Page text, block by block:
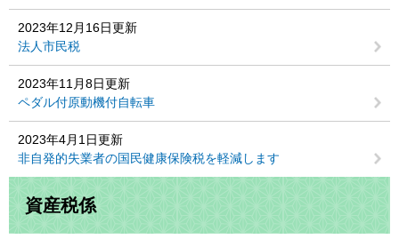
2023年12月16日更新
法人市民税
2023年11月8日更新
ペダル付原動機付自転車
2023年4月1日更新
非自発的失業者の国民健康保険税を軽減します
資産税係